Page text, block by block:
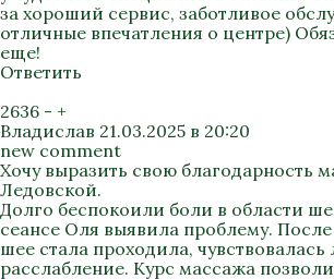
за хороший сервис, заботливое
отличные впечатления о центре)
еще!
Ответить
2636 - +
Владислав 21.03.2025 в 20:20
new comment
Хочу выразить свою благодарность
Ледовской.
Долго беспокоили боли в области
сеансе Оля выявила проблему.
шее стала проходила, чувствовалась
расслабление. Курс массажа